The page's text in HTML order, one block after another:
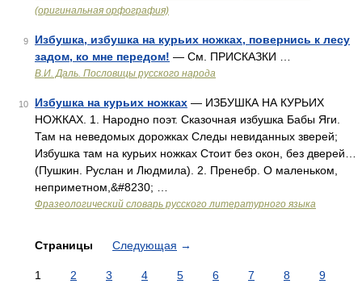
(оригинальная орфография)
9
Избушка, избушка на курьих ножках, повернись к лесу
задом, ко мне передом! — См. ПРИСКАЗКИ …
В.И. Даль. Пословицы русского народа
10 Избушка на курьих ножках — ИЗБУШКА НА КУРЬИХ
НОЖКАХ. 1. Народно поэт. Сказочная избушка Бабы Яги.
Там на неведомых дорожках Следы невиданных зверей;
Избушка там на курьих ножках Стоит без окон, без дверей…
(Пушкин. Руслан и Людмила). 2. Пренебр. О маленьком,
неприметном,&#8230; …
Фразеологический словарь русского литературного языка
Страницы Следующая →
1 2 3 4 5 6 7 8
9